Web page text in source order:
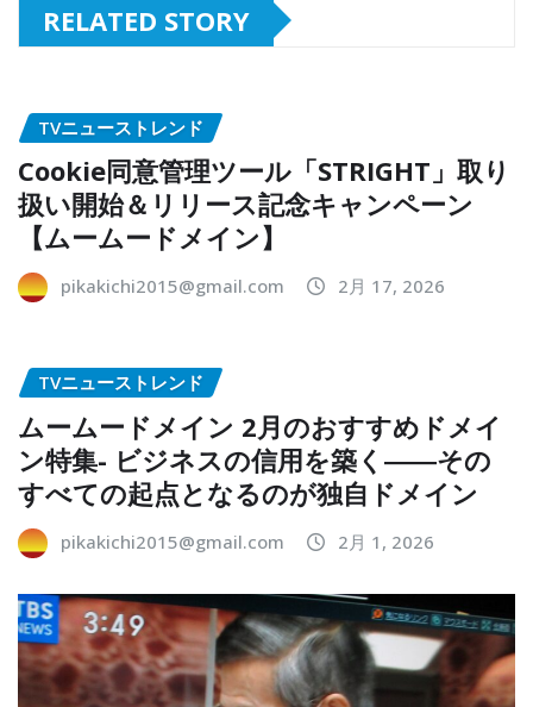
RELATED STORY
TVニューストレンド
Cookie同意管理ツール「STRIGHT」取り
扱い開始＆リリース記念キャンペーン
【ムームードメイン】
pikakichi2015@gmail.com 2月 17, 2026
TVニューストレンド
ムームードメイン 2月のおすすめドメイ
ン特集- ビジネスの信用を築く――その
すべての起点となるのが独自ドメイン
pikakichi2015@gmail.com 2月 1, 2026